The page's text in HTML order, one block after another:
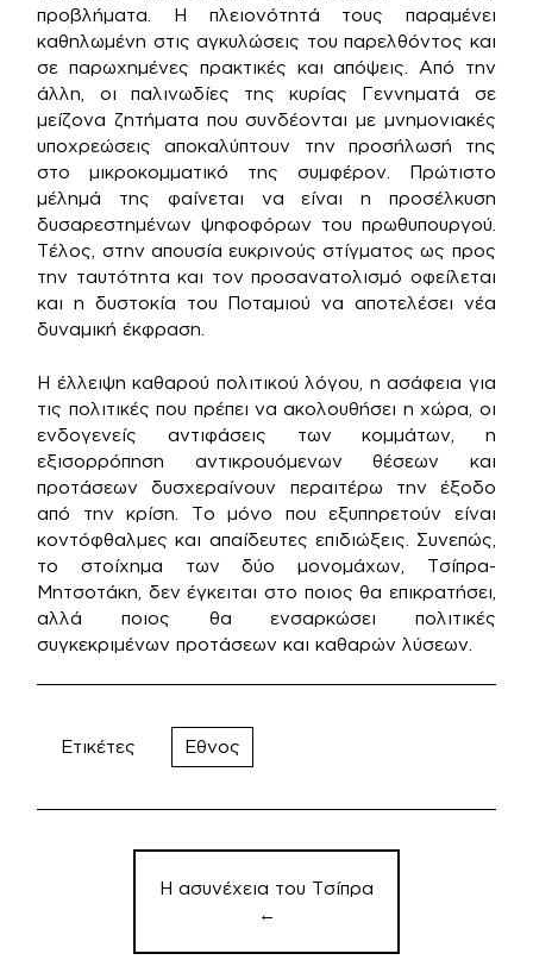
προβλήματα. Η πλειονότητά τους παραμένει
καθηλωμένη στις αγκυλώσεις του παρελθόντος και
σε παρωχημένες πρακτικές και απόψεις. Από την
άλλη, οι παλινωδίες της κυρίας Γεννηματά σε
μείζονα ζητήματα που συνδέονται με μνημονιακές
υποχρεώσεις αποκαλύπτουν την προσήλωσή της
στο μικροκομματικό της συμφέρον. Πρώτιστο
μέλημά της φαίνεται να είναι η προσέλκυση
δυσαρεστημένων ψηφοφόρων του πρωθυπουργού.
Τέλος, στην απουσία ευκρινούς στίγματος ως προς
την ταυτότητα και τον προσανατολισμό οφείλεται
και η δυστοκία του Ποταμιού να αποτελέσει νέα
δυναμική έκφραση.
Η έλλειψη καθαρού πολιτικού λόγου, η ασάφεια για
τις πολιτικές που πρέπει να ακολουθήσει η χώρα, οι
ενδογενείς αντιφάσεις των κομμάτων, η
εξισορρόπηση αντικρουόμενων θέσεων και
προτάσεων δυσχεραίνουν περαιτέρω την έξοδο
από την κρίση. Το μόνο που εξυπηρετούν είναι
κοντόφθαλμες και απαίδευτες επιδιώξεις. Συνεπώς,
το στοίχημα των δύο μονομάχων, Τσίπρα-
Μητσοτάκη, δεν έγκειται στο ποιος θα επικρατήσει,
αλλά ποιος θα ενσαρκώσει πολιτικές
συγκεκριμένων προτάσεων και καθαρών λύσεων.
Ετικέτες Εθνος
Πλοήγηση
άρθρων
Η ασυνέχεια του Τσίπρα
←